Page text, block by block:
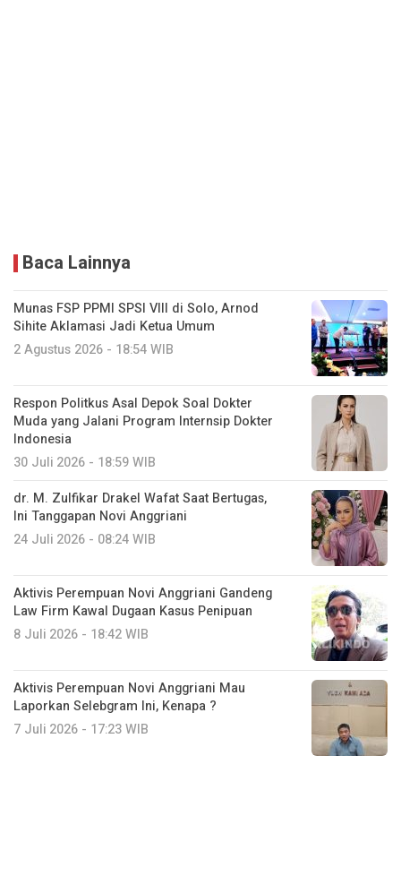
Baca Lainnya
Munas FSP PPMI SPSI VIII di Solo, Arnod
Sihite Aklamasi Jadi Ketua Umum
2 Agustus 2026 - 18:54 WIB
Respon Politkus Asal Depok Soal Dokter
Muda yang Jalani Program Internsip Dokter
Indonesia
30 Juli 2026 - 18:59 WIB
dr. M. Zulfikar Drakel Wafat Saat Bertugas,
Ini Tanggapan Novi Anggriani
24 Juli 2026 - 08:24 WIB
Aktivis Perempuan Novi Anggriani Gandeng
Law Firm Kawal Dugaan Kasus Penipuan
8 Juli 2026 - 18:42 WIB
Aktivis Perempuan Novi Anggriani Mau
Laporkan Selebgram Ini, Kenapa ?
7 Juli 2026 - 17:23 WIB